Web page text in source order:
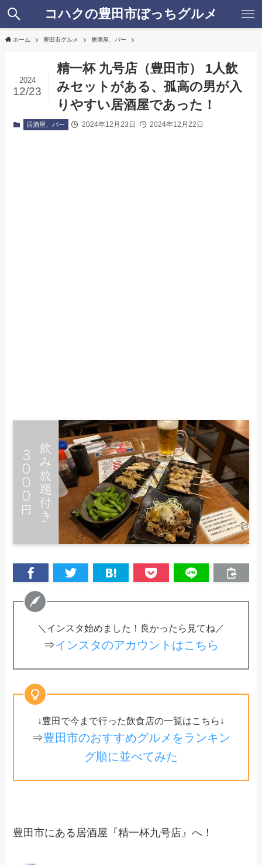
コハクの豊田市ぼっちグルメ
ホーム 豊田市グルメ 居酒屋、バー
精一杯 九号店（豊田市） 1人飲
みセットがある、孤高の男が入
りやすい居酒屋であった！
2024
12/23
居酒屋、バー 2024年12月23日 2024年12月22日
＼インスタ始めました！良かったら見てね／
⇒インスタのアカウントはこちら
↓豊田で今まで行った飲食店の一覧はこちら↓
⇒豊田市のおすすめグルメをランキン
グ順に並べてみた
豊田市にある居酒屋『精一杯九号店』へ！